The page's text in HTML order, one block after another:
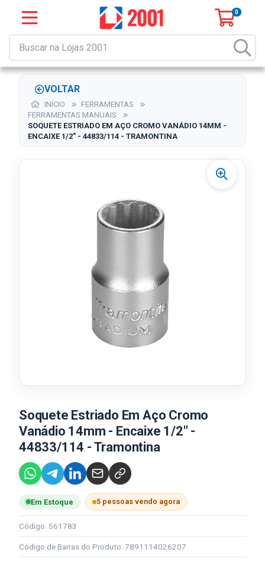
0
VOLTAR
INÍCIO
FERRAMENTAS
FERRAMENTAS MANUAIS
SOQUETE ESTRIADO EM AÇO CROMO VANÁDIO 14MM -
ENCAIXE 1/2" - 44833/114 - TRAMONTINA
Soquete Estriado Em Aço Cromo
Vanádio 14mm - Encaixe 1/2" -
44833/114 - Tramontina
Em Estoque 5 pessoas vendo agora
Código: 561783
Código de Barras do Produto: 7891114026207